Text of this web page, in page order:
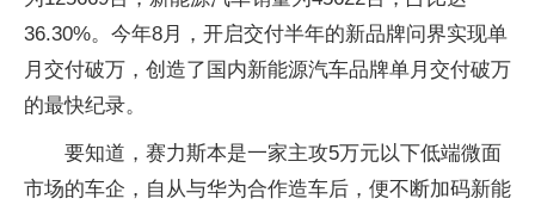
36.30%。今年8月，开启交付半年的新品牌问界实现单
月交付破万，创造了国内新能源汽车品牌单月交付破万
的最快纪录。
要知道，赛力斯本是一家主攻5万元以下低端微面
市场的车企，自从与华为合作造车后，便不断加码新能